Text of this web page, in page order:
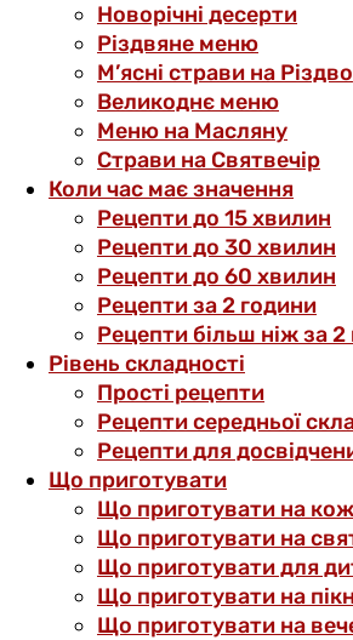
Новорічні десерти
Різдвяне меню
М’ясні страви на Різдво
Великоднє меню
Меню на Масляну
Страви на Святвечір
Коли час має значення
Рецепти до 15 хвилин
Рецепти до 30 хвилин
Рецепти до 60 хвилин
Рецепти за 2 години
Рецепти більш ніж за 2
Рівень складності
Прості рецепти
Рецепти середньої
Рецепти для
Що приготувати
Що приготувати на
Що приготувати на
Що приготувати для
Що приготувати на
Що приготувати на